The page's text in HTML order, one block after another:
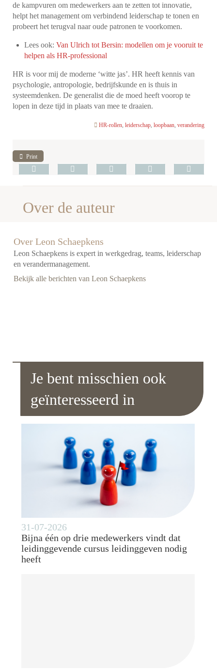
de kampvuren om medewerkers aan te zetten tot innovatie,
helpt het management om verbindend leiderschap te tonen en
probeert het terugval naar oude patronen te voorkomen.
Lees ook:Van Ulrich tot Bersin: modellen om je vooruit te
helpen als HR-professional
HR is voor mij de moderne ‘witte jas’. HR heeft kennis van
psychologie, antropologie, bedrijfskunde en is thuis in
systeemdenken. De generalist die de moed heeft voorop te
lopen in deze tijd in plaats van mee te draaien.
HR-rollen, leiderschap, loopbaan, verandering
Print
Over de auteur
Over Leon Schaepkens
Leon Schaepkens is expert in werkgedrag, teams, leiderschap
en verandermanagement.
Bekijk alle berichten van Leon Schaepkens
Je bent misschien ook
geïnteresseerd in
31-07-2026
Bijna één op drie medewerkers vindt dat
leidinggevende cursus leidinggeven nodig
heeft